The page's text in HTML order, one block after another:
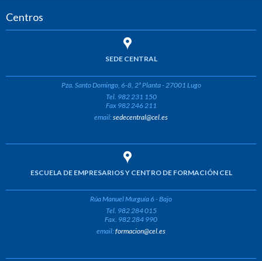
Centros
SEDE CENTRAL
Pza. Santo Domingo, 6-8, 2ª Planta - 27001 Lugo
Tel. 982 231 150
Fax 982 246 211
email:sedecentral@cel.es
ESCUELA DE EMPRESARIOS Y CENTRO DE FORMACIÓN CEL
Rúa Manuel Murguía 6 - Bajo
Tel. 982 284 015
Fax. 982 284 990
email:formacion@cel.es